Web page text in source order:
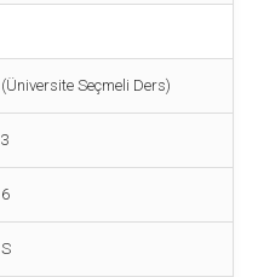
(Üniversite Seçmeli Ders)
3
6
S